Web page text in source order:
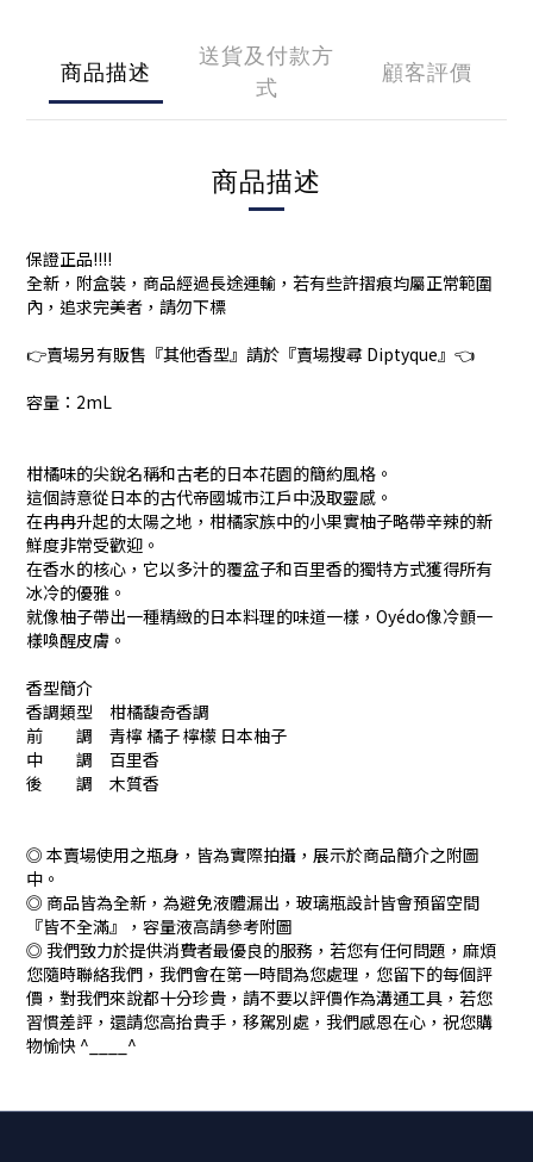
商品描述
送貨及付款方
式
顧客評價
商品描述
保證正品!!!!
全新，附盒裝，商品經過長途運輸，若有些許摺痕均屬正常範圍
內，追求完美者，請勿下標
👉賣場另有販售『其他香型』請於『賣場搜尋 Diptyque』👈
容量：2mL
柑橘味的尖銳名稱和古老的日本花園的簡約風格。
這個詩意從日本的古代帝國城市江戶中汲取靈感。
在冉冉升起的太陽之地，柑橘家族中的小果實柚子略帶辛辣的新
鮮度非常受歡迎。
在香水的核心，它以多汁的覆盆子和百里香的獨特方式獲得所有
冰冷的優雅。
就像柚子帶出一種精緻的日本料理的味道一樣，Oyédo像冷顫一
樣喚醒皮膚。
香型簡介
香調類型 柑橘馥奇香調
前 調 青檸 橘子 檸檬 日本柚子
中 調 百里香
後 調 木質香
◎ 本賣場使用之瓶身，皆為實際拍攝，展示於商品簡介之附圖
中。
◎ 商品皆為全新，為避免液體漏出，玻璃瓶設計皆會預留空間
『皆不全滿』，容量液高請參考附圖
◎ 我們致力於提供消費者最優良的服務，若您有任何問題，麻煩
您隨時聯絡我們，我們會在第一時間為您處理，您留下的每個評
價，對我們來說都十分珍貴，請不要以評價作為溝通工具，若您
習慣差評，還請您高抬貴手，移駕別處，我們感恩在心，祝您購
物愉快 ^____^